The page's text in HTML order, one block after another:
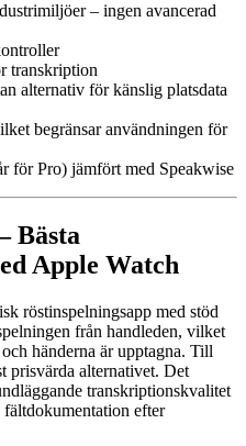
– ingen avancerad
transkription
alternativ för känslig platsdata
begränsar användningen för
för Pro) jämfört med Speakwise
Bästa
Apple Watch
röstinspelningsapp med stöd
från handleden, vilket
händerna är upptagna. Till
prisvärda alternativet. Det
transkriptionskvalitet
efter